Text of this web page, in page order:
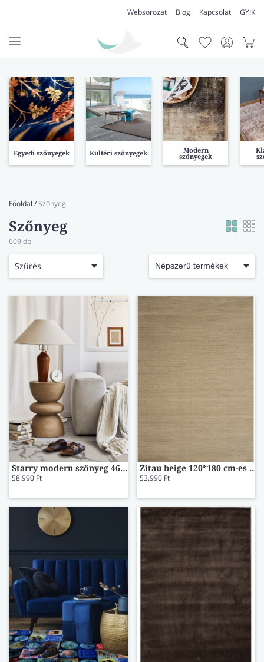
Websorozat Blog Kapcsolat GYIK
AKCIÓK
SZŐNYEG
PADLÓSZŐNYEG
LAKÁSTEXTIL
LÁBTÖRLŐ
AJÁNDÉK ÖTLETEK
VINYL FALBURKOLAT
Egyedi szőnyegek Kültéri szőnyegek Modern
szőnyegek
Főoldal /Szőnyeg
Szőnyeg
609db
Szűrés
Starry modern szőnyeg 46001/6191 133x195
58.990 Ft
Zitau beige 120*180 cm-es gyapjú szőnyeg
53.990 Ft